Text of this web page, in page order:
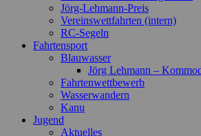
Jörg-Lehmann-Preis
Vereinswettfahrten (intern)
RC-Segeln
Fahrtensport
Blauwasser
Jörg Lehmann –
Fahrtenwettbewerb
Wasserwandern
Kanu
Jugend
Aktuelles